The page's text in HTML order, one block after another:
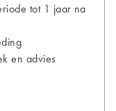
tot 1 jaar na
en advies